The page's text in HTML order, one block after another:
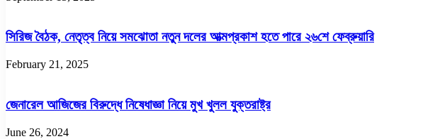
সিরিজ বৈঠক, নেতৃত্ব নিয়ে সমঝোতা নতুন দলের আত্মপ্রকাশ হতে পারে ২৬শে ফেব্রুয়ারি
February 21, 2025
জেনারেল আজিজের বিরুদ্ধে নিষেধাজ্ঞা নিয়ে মুখ খুলল যুক্তরাষ্ট্র
June 26, 2024